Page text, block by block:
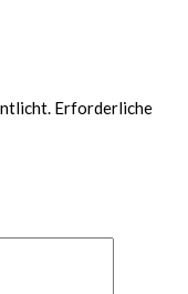
Erforderliche